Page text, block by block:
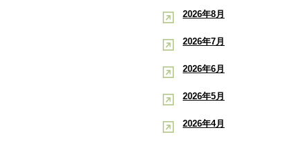
2026年8月
2026年7月
2026年6月
2026年5月
2026年4月